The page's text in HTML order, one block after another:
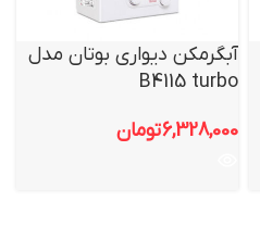
آبگرمکن دیواری بوتان مدل
B4115 turbo
6,328,000تومان